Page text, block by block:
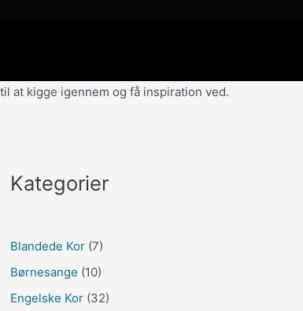
at kigge igennem og få inspiration ved.
Kategorier
Blandede Kor (7)
Børnesange (10)
Engelske Kor (32)